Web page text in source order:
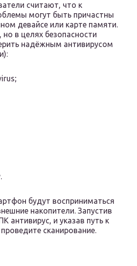
считают, что к
могут быть причастны
девайсе или карте памяти.
в целях безопасности
надёжным антивирусом
будут восприниматься
накопители. Запустив
антивирус, и указав путь к
сканирование.